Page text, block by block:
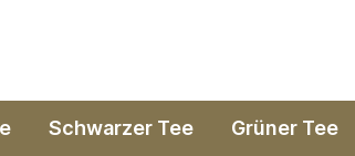
Schwarzer Tee Grüner Tee